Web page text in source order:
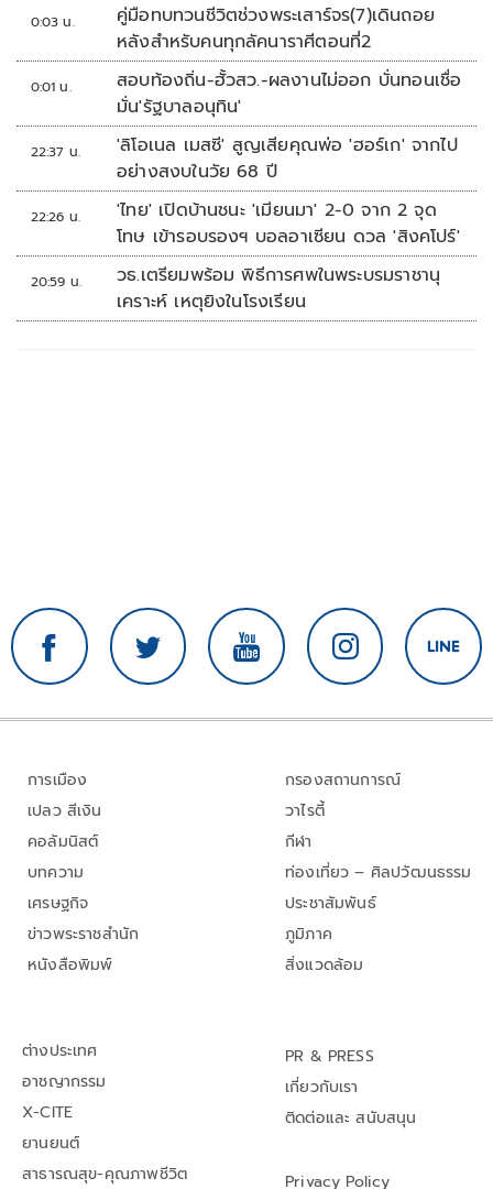
0:03 น.
คู่มือทบทวนชีวิตช่วงพระเสาร์จร(7)เดินถอย
หลังสำหรับคนทุกลัคนาราศีตอนที่2
0:01 น.
สอบท้องถิ่น-ฮั้วสว.-ผลงานไม่ออก บั่นทอนเชื่อ
มั่น'รัฐบาลอนุทิน'
22:37 น.
'ลิโอเนล เมสซี' สูญเสียคุณพ่อ 'ฮอร์เก' จากไป
อย่างสงบในวัย 68 ปี
22:26 น.
'ไทย' เปิดบ้านชนะ 'เมียนมา' 2-0 จาก 2 จุด
โทษ เข้ารอบรองฯ บอลอาเซียน ดวล 'สิงคโปร์'
20:59 น.
วธ.เตรียมพร้อม พิธีการศพในพระบรมราชานุ
เคราะห์ เหตุยิงในโรงเรียน
การเมือง
เปลว สีเงิน
คอลัมนิสต์
บทความ
เศรษฐกิจ
ข่าวพระราชสำนัก
หนังสือพิมพ์
กรองสถานการณ์
วาไรตี้
กีฬา
ท่องเที่ยว – ศิลปวัฒนธรรม
ประชาสัมพันธ์
ภูมิภาค
สิ่งแวดล้อม
ต่างประเทศ
อาชญากรรม
X-CITE
ยานยนต์
สาธารณสุข-คุณภาพชีวิต
PR & PRESS
เกี่ยวกับเรา
ติดต่อและ สนับสนุน
Privacy Policy